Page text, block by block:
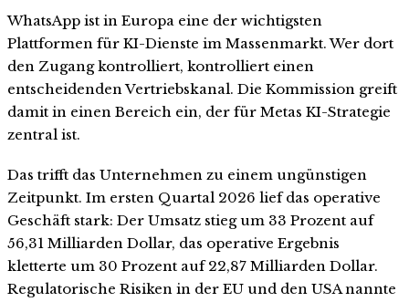
WhatsApp ist in Europa eine der wichtigsten
Plattformen für KI-Dienste im Massenmarkt. Wer dort
den Zugang kontrolliert, kontrolliert einen
entscheidenden Vertriebskanal. Die Kommission greift
damit in einen Bereich ein, der für Metas KI-Strategie
zentral ist.
Das trifft das Unternehmen zu einem ungünstigen
Zeitpunkt. Im ersten Quartal 2026 lief das operative
Geschäft stark: Der Umsatz stieg um 33 Prozent auf
56,31 Milliarden Dollar, das operative Ergebnis
kletterte um 30 Prozent auf 22,87 Milliarden Dollar.
Regulatorische Risiken in der EU und den USA nannte